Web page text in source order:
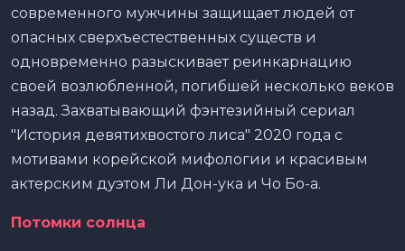
современного мужчины защищает людей от
опасных сверхъестественных существ и
одновременно разыскивает реинкарнацию
своей возлюбленной, погибшей несколько веков
назад. Захватывающий фэнтезийный сериал
"История девятихвостого лиса" 2020 года с
мотивами корейской мифологии и красивым
актерским дуэтом Ли Дон-ука и Чо Бо-а.
Потомки солнца